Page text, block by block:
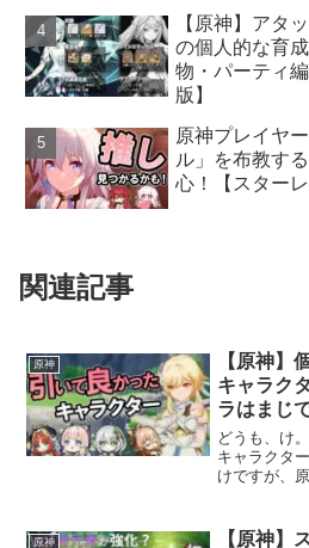
【原神】アタ
の個人的な育
物・パーティ
版】
原神プレイヤ
ル」を布教す
心！【スターレ
関連記事
原神
【原神】
キャラク
ラはまじ
どうも、け
キャラクタ
けですが、
るものを紹
原神
【原神】